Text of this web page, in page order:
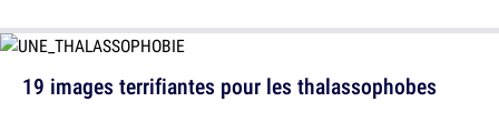
19 images terrifiantes pour les thalassophobes